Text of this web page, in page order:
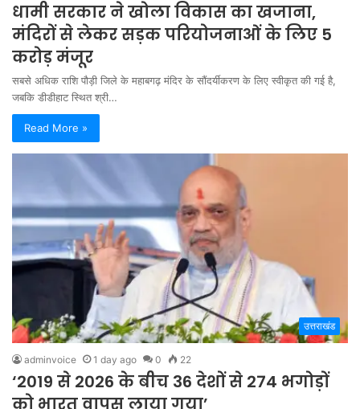
धामी सरकार ने खोला विकास का खजाना,
मंदिरों से लेकर सड़क परियोजनाओं के लिए 5
करोड़ मंजूर
सबसे अधिक राशि पौड़ी जिले के महाबगढ़ मंदिर के सौंदर्यीकरण के लिए स्वीकृत की गई है,
जबकि डीडीहाट स्थित श्री…
Read More »
उत्तराखंड
adminvoice 1 day ago 0 22
‘2019 से 2026 के बीच 36 देशों से 274 भगोड़ों
को भारत वापस लाया गया’